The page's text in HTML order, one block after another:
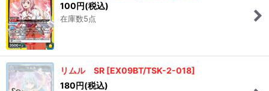
100円(税込)
在庫数5点
リムル SR [EX09BT/TSK-2-018]
180円(税込)